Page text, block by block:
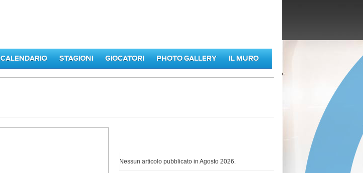
CALENDARIO STAGIONI GIOCATORI PHOTO GALLERY IL MURO
Nessun articolo pubblicato in Agosto 2026.